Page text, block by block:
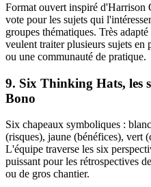
Format ouvert inspiré d'Harrison
vote pour les sujets qui
groupes thématiques. Très
veulent traiter plusieurs sujets en
ou une communauté de pratique.
9. Six Thinking Hats, les
Bono
Six chapeaux symboliques :
(risques), jaune (bénéfices), vert
L'équipe traverse les six
puissant pour les rétrospectives
ou de gros chantier.